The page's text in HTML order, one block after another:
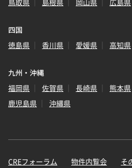
鳥取県
島根県 岡山県 広島県
四国
徳島県
香川県 愛媛県 高知県
九州・沖縄
福岡県
佐賀県 長崎県 熊本県
鹿児島県
沖縄県
CREフォーラム 物件内覧会 そ